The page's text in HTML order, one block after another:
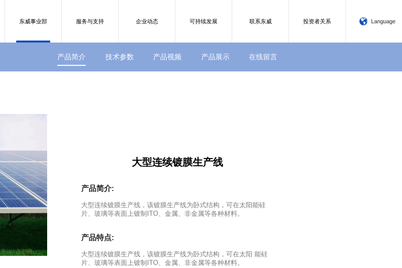
东威事业部 服务与支持 企业动态 可持续发展 联系东威 投资者关系 Language
产品简介 技术参数 产品视频 产品展示 在线留言
大型连续镀膜生产线
产品简介:
大型连续镀膜生产线，该镀膜生产线为卧式结构，可在太阳能硅
片、玻璃等表面上镀制ITO、金属、非金属等各种材料。
产品特点:
大型连续镀膜生产线，该镀膜生产线为卧式结构，可在太阳 能硅
片、玻璃等表面上镀制ITO、金属、非金属等各种材料。